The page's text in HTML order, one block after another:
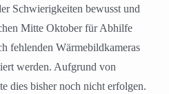
Schwierigkeiten bewusst und
Mitte Oktober für Abhilfe
fehlenden Wärmebildkameras
werden. Aufgrund von
dies bisher noch nicht erfolgen.